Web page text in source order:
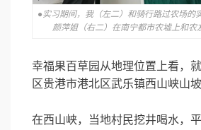
●实习期间，我（左二）和骑行路过农场的
颜萍姐（右二）在南宁都市农墟上和农
幸福果百草园从地理位置上看，
区贵港市港北区武乐镇西山峡山
在西山峡，当地村民挖井喝水，